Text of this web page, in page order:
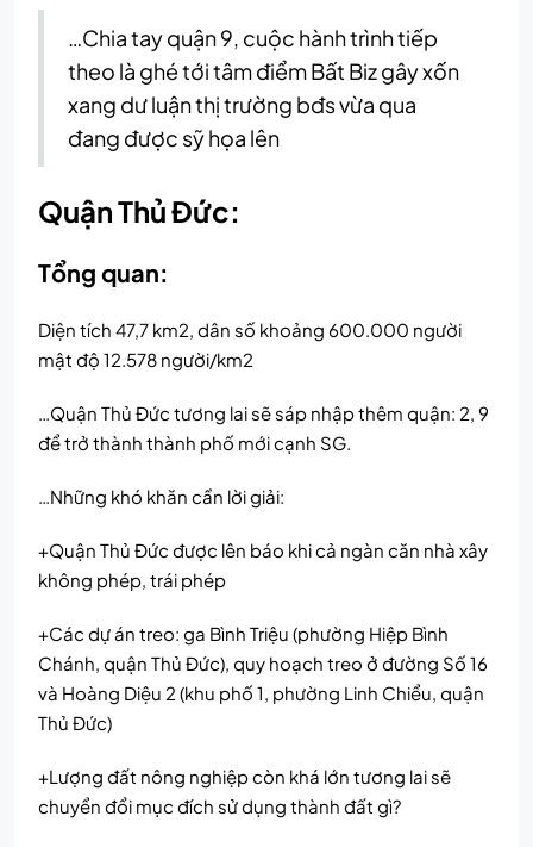
…Chia tay quận 9, cuộc hành trình tiếp
theo là ghé tới tâm điểm Bất Biz gây xốn
xang dư luận thị trường bđs vừa qua
đang được sỹ họa lên
Quận Thủ Đức:
Tổng quan:
Diện tích 47,7 km2, dân số khoảng 600.000 người
mật độ 12.578 người/km2
…Quận Thủ Đức tương lai sẽ sáp nhập thêm quận: 2, 9
để trở thành thành phố mới cạnh SG.
…Những khó khăn cần lời giải:
+Quận Thủ Đức được lên báo khi cả ngàn căn nhà xây
không phép, trái phép
+Các dự án treo: ga Bình Triệu (phường Hiệp Bình
Chánh, quận Thủ Đức), quy hoạch treo ở đường Số 16
và Hoàng Diệu 2 (khu phố 1, phường Linh Chiểu, quận
Thủ Đức)
+Lượng đất nông nghiệp còn khá lớn tương lai sẽ
chuyển đổi mục đích sử dụng thành đất gì?